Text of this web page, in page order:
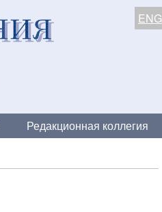
ENG
Редакционная коллегия